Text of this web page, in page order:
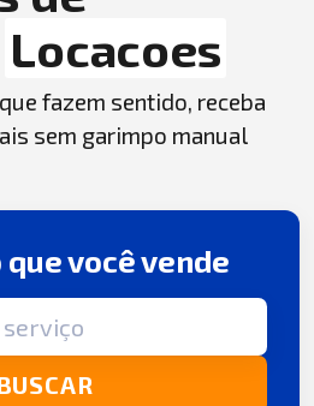
Locacoes
fazem sentido, receba
sem garimpo manual
você vende